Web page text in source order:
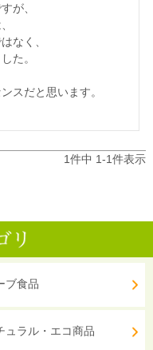
が、
なく、
た。
スだと思います。
1件中 1-1件表示
ブ食品
ュラル・エコ商品